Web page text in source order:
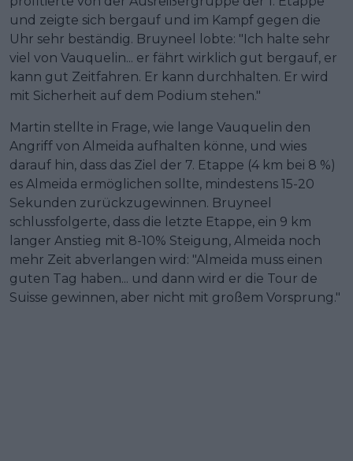
und zeigte sich bergauf und im Kampf gegen die
Uhr sehr beständig. Bruyneel lobte: "Ich halte sehr
viel von Vauquelin... er fährt wirklich gut bergauf, er
kann gut Zeitfahren. Er kann durchhalten. Er wird
mit Sicherheit auf dem Podium stehen."
Martin stellte in Frage, wie lange Vauquelin den
Angriff von Almeida aufhalten könne, und wies
darauf hin, dass das Ziel der 7. Etappe (4 km bei 8 %)
es Almeida ermöglichen sollte, mindestens 15-20
Sekunden zurückzugewinnen. Bruyneel
schlussfolgerte, dass die letzte Etappe, ein 9 km
langer Anstieg mit 8-10% Steigung, Almeida noch
mehr Zeit abverlangen wird: "Almeida muss einen
guten Tag haben... und dann wird er die Tour de
Suisse gewinnen, aber nicht mit großem Vorsprung."